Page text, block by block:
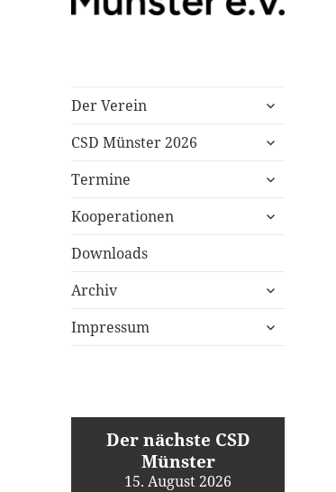
Der Verein
untermenü
CSD Münster 2026
untermenü
Termine
untermenü
Kooperationen
untermenü
Downloads
Archiv
untermenü
Impressum
untermenü
Der nächste CSD
Münster
15. August 2026